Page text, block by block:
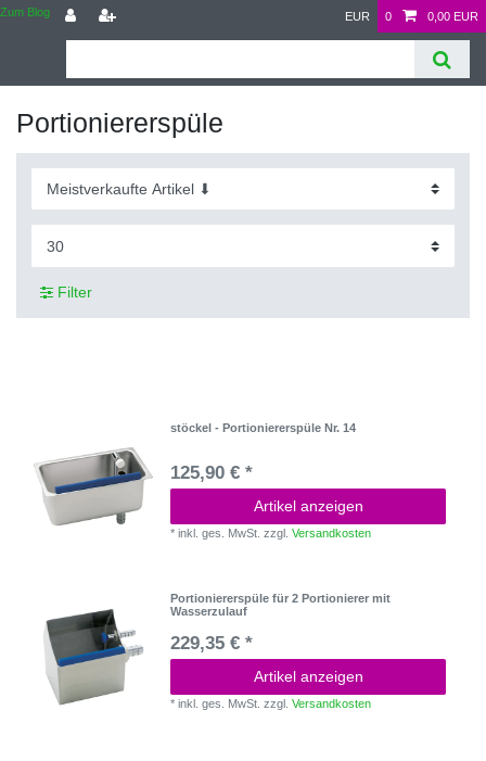
Zum Blog EUR 0 0,00 EUR
Portioniererspüle
Filter
stöckel - Portioniererspüle Nr. 14
125,90 € *
Artikel anzeigen
*inkl. ges. MwSt. zzgl.Versandkosten
Portioniererspüle für 2 Portionierer mit
Wasserzulauf
229,35 € *
Artikel anzeigen
*inkl. ges. MwSt. zzgl.Versandkosten